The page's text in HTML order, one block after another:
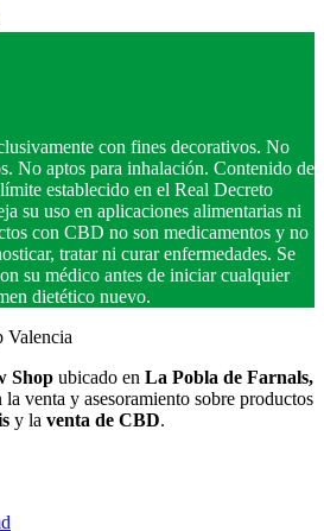
con fines decorativos. No
No aptos para inhalación. Contenido de
establecido en el Real Decreto
su uso en aplicaciones alimentarias ni
con CBD no son medicamentos y no
tratar ni curar enfermedades. Se
su médico antes de iniciar cualquier
dietético nuevo.
Valencia
Shop ubicado en La Pobla de Farnals,
la venta y asesoramiento sobre productos
y la venta de CBD.